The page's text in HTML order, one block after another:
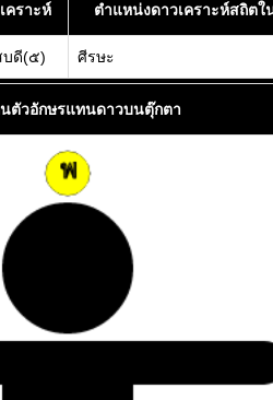
คราะห์ ตำแหน่งดาวเคราะห์สถิตใ
บดี(๕) ศีรษะ
ตัวอักษรแทนดาวบนตุ๊กตา